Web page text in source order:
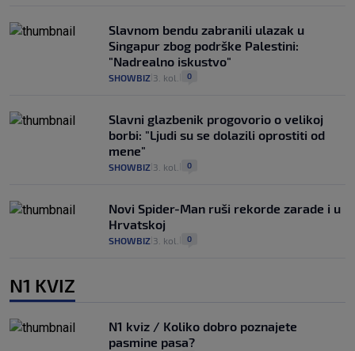
Slavnom bendu zabranili ulazak u
Singapur zbog podrške Palestini:
"Nadrealno iskustvo"
SHOWBIZ 3. kol. 0
Slavni glazbenik progovorio o velikoj
borbi: "Ljudi su se dolazili oprostiti od
mene"
SHOWBIZ 3. kol. 0
Novi Spider-Man ruši rekorde zarade i u
Hrvatskoj
SHOWBIZ 3. kol. 0
N1 KVIZ
N1 kviz / Koliko dobro poznajete
pasmine pasa?